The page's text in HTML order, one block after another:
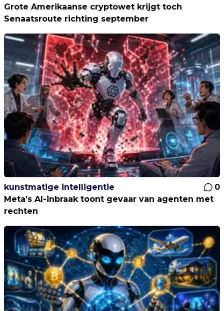
Grote Amerikaanse cryptowet krijgt toch
Senaatsroute richting september
kunstmatige intelligentie
0
Meta’s AI-inbraak toont gevaar van agenten met
rechten